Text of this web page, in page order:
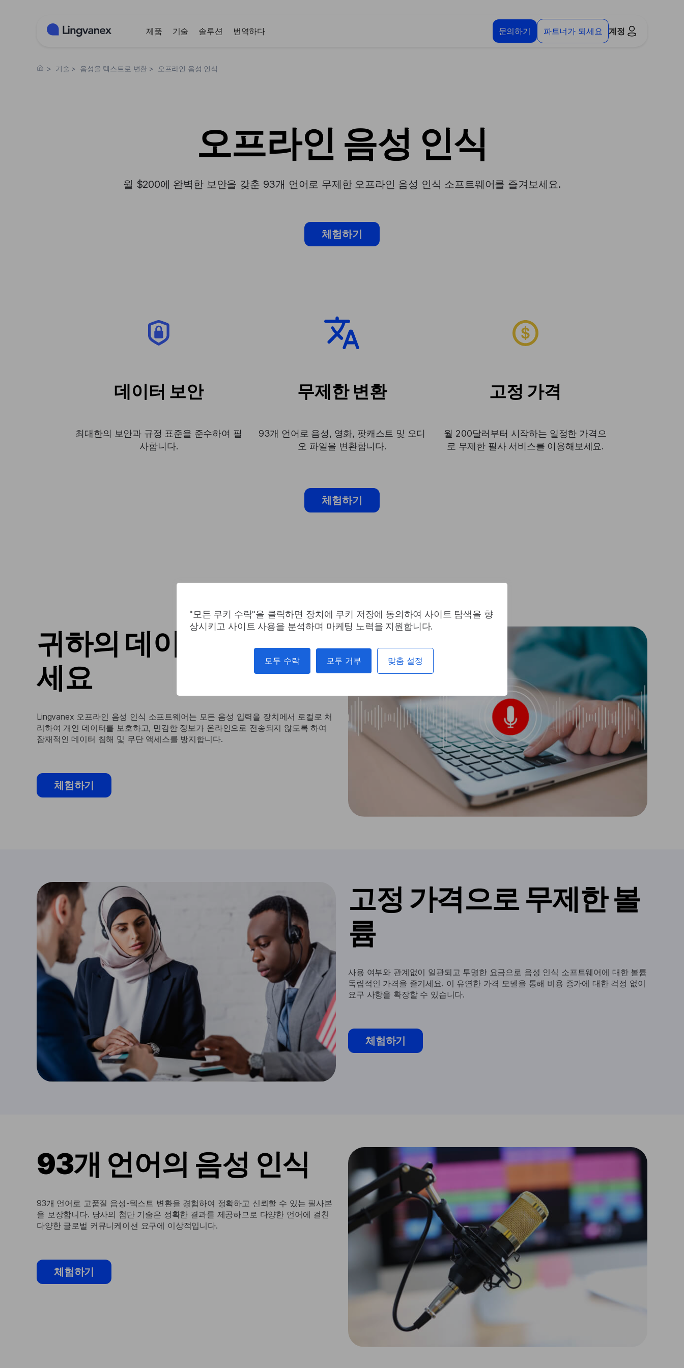
"모든 쿠키 수락"을 클릭하면 장치에 쿠키 저장에 동의하여 사이트 탐색을 향
상시키고 사이트 사용을 분석하며 마케팅 노력을 지원합니다.
모두 수락 모두 거부 맞춤 설정
제품 기술 솔루션 번역하다 문의하기 파트너가 되세요 계정
> 기술 > 음성을 텍스트로 변환 > 오프라인 음성 인식
오프라인 음성 인식
월 $200에 완벽한 보안을 갖춘 93개 언어로 무제한 오프라인 음성 인식 소프트웨어를 즐겨보세요.
체험하기
데이터 보안
최대한의 보안과 규정 표준을 준수하여 필
사합니다.
무제한 변환
93개 언어로 음성, 영화, 팟캐스트 및 오디
오 파일을 변환합니다.
고정 가격
월 200달러부터 시작하는 일정한 가격으
로 무제한 필사 서비스를 이용해보세요.
체험하기
귀하의 데이터를 보호하
세요
Lingvanex 오프라인 음성 인식 소프트웨어는 모든 음성 입력을 장치에서 로컬로 처
리하여 개인 데이터를 보호하고, 민감한 정보가 온라인으로 전송되지 않도록 하여
잠재적인 데이터 침해 및 무단 액세스를 방지합니다.
체험하기
고정 가격으로 무제한 볼
륨
사용 여부와 관계없이 일관되고 투명한 요금으로 음성 인식 소프트웨어에 대한 볼륨
독립적인 가격을 즐기세요. 이 유연한 가격 모델을 통해 비용 증가에 대한 걱정 없이
요구 사항을 확장할 수 있습니다.
체험하기
93개 언어의 음성 인식
93개 언어로 고품질 음성-텍스트 변환을 경험하여 정확하고 신뢰할 수 있는 필사본
을 보장합니다. 당사의 첨단 기술은 정확한 결과를 제공하므로 다양한 언어에 걸친
다양한 글로벌 커뮤니케이션 요구에 이상적입니다.
체험하기